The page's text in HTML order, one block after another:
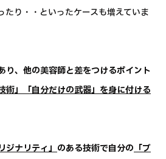
たり・・といったケースも増えていま
り、他の美容師と差をつけるポイント
術」「自分だけの武器」を身に付ける
ジナリティ」 のある技術で自分の 「ブ